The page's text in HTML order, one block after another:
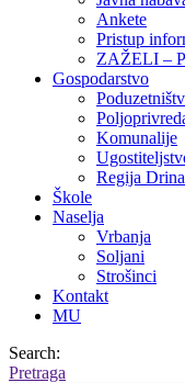
Ankete
Pristup
ZAŽELI –
Gospodarstvo
Komunalije
Regija
Škole
Naselja
Vrbanja
Soljani
Strošinci
Kontakt
MU
Search:
Pretraga